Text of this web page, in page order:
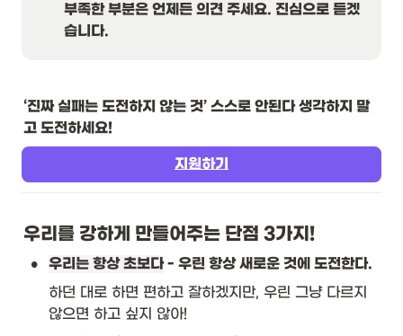
부족한 부분은 언제든 의견 주세요. 진심으로 듣겠
습니다.
‘진짜 실패는 도전하지 않는 것’ 스스로 안된다 생각하지 말
고 도전하세요!
지원하기
우리를 강하게 만들어주는 단점 3가지!
• 우리는 항상 초보다 - 우린 항상 새로운 것에 도전한다.
하던 대로 하면 편하고 잘하겠지만, 우린 그냥 다르지
않으면 하고 싶지 않아!